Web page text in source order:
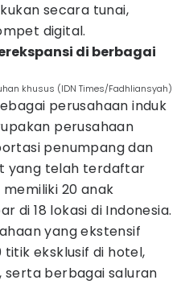
secara tunai,
digital.
di berbagai
khusus (IDN Times/Fadhliansyah)
perusahaan induk
perusahaan
penumpang dan
yang telah terdaftar
20 anak
di 18 lokasi di Indonesia.
yang ekstensif
eksklusif di hotel,
serta berbagai saluran